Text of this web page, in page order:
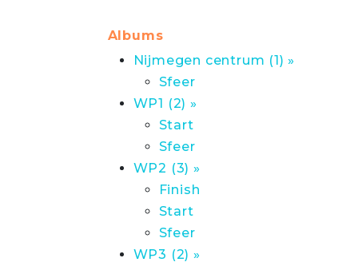
Albums
Nijmegen centrum (1) »
Sfeer
WP1 (2) »
Start
Sfeer
WP2 (3) »
Finish
Start
Sfeer
WP3 (2) »